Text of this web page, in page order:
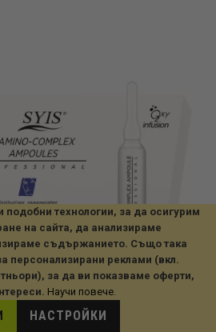
подобни технологии, за да осигурим
на сайта, да анализираме
съдържанието. Също така
персонализирани реклами (вкл.
за да ви показваме оферти,
Научи повече.
НАСТРОЙКИ10X3МЛ